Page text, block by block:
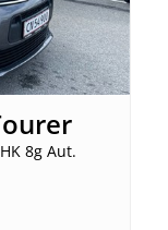
8g Aut.